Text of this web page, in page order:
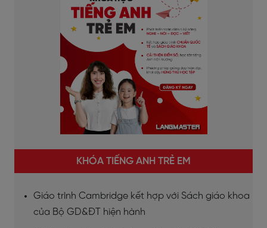
KHÓA TIẾNG ANH TRẺ EM
Giáo trình Cambridge kết hợp với Sách giáo khoa
của Bộ GD&ĐT hiện hành